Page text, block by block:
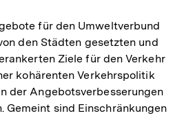
für den Umweltverbund
den Städten gesetzten und
Ziele für den Verkehr
kohärenten Verkehrspolitik
der Angebotsverbesserungen
Gemeint sind Einschränkungen